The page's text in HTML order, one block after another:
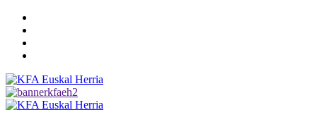
Saltar
contenido
Menú